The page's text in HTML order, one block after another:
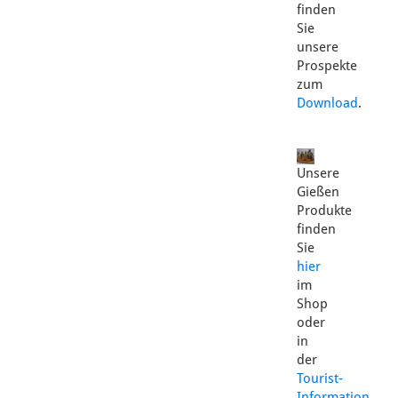
finden
Sie
unsere
Prospekte
zum
Download.
Unsere
Gießen
Produkte
finden
Sie
hier
im
Shop
oder
in
der
Tourist-